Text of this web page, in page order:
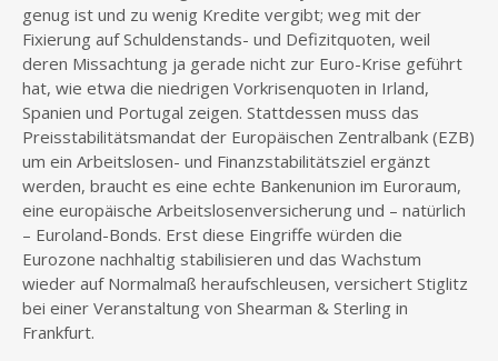
genug ist und zu wenig Kredite vergibt; weg mit der
Fixierung auf Schuldenstands- und Defizitquoten, weil
deren Missachtung ja gerade nicht zur Euro-Krise geführt
hat, wie etwa die niedrigen Vorkrisenquoten in Irland,
Spanien und Portugal zeigen. Stattdessen muss das
Preisstabilitätsmandat der Europäischen Zentralbank (EZB)
um ein Arbeitslosen- und Finanzstabilitätsziel ergänzt
werden, braucht es eine echte Bankenunion im Euroraum,
eine europäische Arbeitslosenversicherung und – natürlich
– Euroland-Bonds. Erst diese Eingriffe würden die
Eurozone nachhaltig stabilisieren und das Wachstum
wieder auf Normalmaß heraufschleusen, versichert Stiglitz
bei einer Veranstaltung von Shearman & Sterling in
Frankfurt.